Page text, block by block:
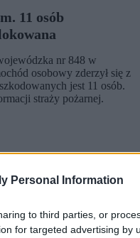
Personal Information
to third parties, or
for targeted advertising by
11 osób
nr 848 w
osobowy zderzył się z
jest 11 osób.
straży pożarnej.